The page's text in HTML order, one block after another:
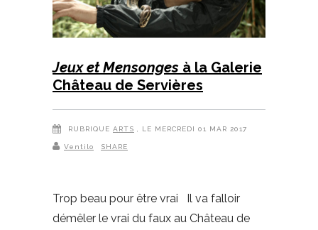
Jeux et Mensonges à la Galerie
Château de Servières
RUBRIQUE ARTS , LE MERCREDI 01 MAR 2017
Ventilo SHARE
Trop beau pour être vrai Il va falloir
démêler le vrai du faux au Château de